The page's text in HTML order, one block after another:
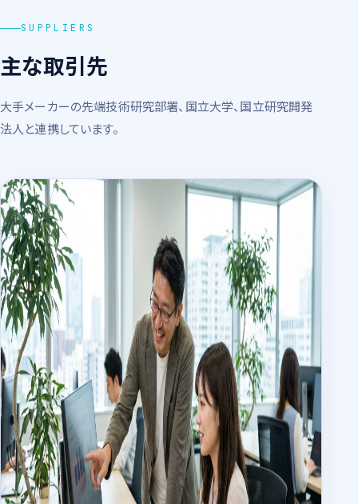
SUPPLIERS
主な取引先
大手メーカーの先端技術研究部署、国立大学、国立研究開発
法人と連携しています。